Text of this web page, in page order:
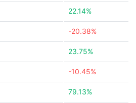
22.14%
-20.38%
23.75%
-10.45%
79.13%